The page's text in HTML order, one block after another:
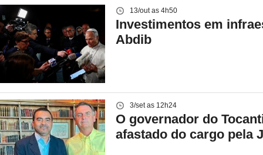
13/out as 4h50
Investimentos em
Abdib
3/set as 12h24
O governador do
afastado do cargo pela